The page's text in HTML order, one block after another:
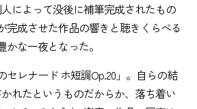
によって没後に補筆完成されたもの
完成させた作品の響きと聴きくらべる
な一夜となった。
セレナード ホ短調Op.20」。自らの結
れたというものだからか、落ち着い